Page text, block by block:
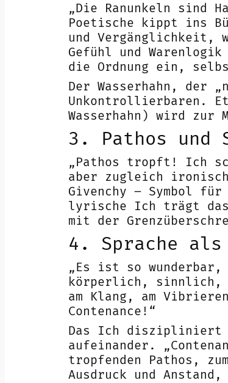
„Die Ranunkeln sind
Poetische kippt ins
und Vergänglichkeit,
Gefühl und
die Ordnung ein,
Der Wasserhahn, der
Unkontrollierbaren.
Wasserhahn) wird
3. Pathos und
„Pathos tropft! Ich
aber zugleich ironisch
Givenchy – Symbol
lyrische Ich trägt das
mit der
4. Sprache als
„Es ist so
körperlich, sinnlich,
am Klang, am
Contenance!“
Das Ich diszipliniert
aufeinander.
tropfenden Pathos,
Ausdruck und